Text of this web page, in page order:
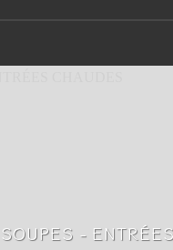
SOUPES -